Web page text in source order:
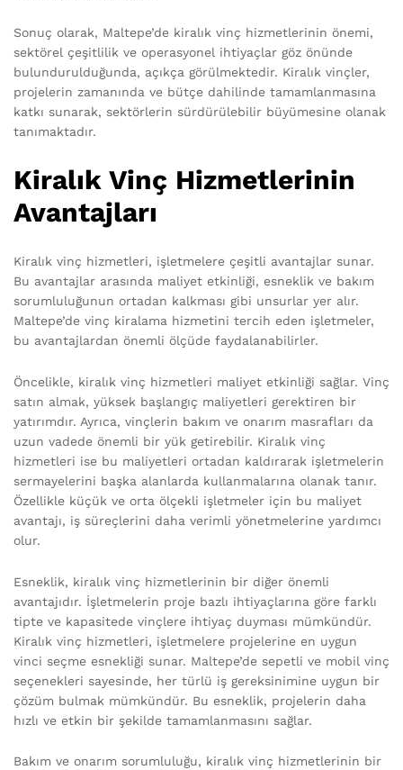
Sonuç olarak, Maltepe’de kiralık vinç hizmetlerinin önemi,
sektörel çeşitlilik ve operasyonel ihtiyaçlar göz önünde
bulundurulduğunda, açıkça görülmektedir. Kiralık vinçler,
projelerin zamanında ve bütçe dahilinde tamamlanmasına
katkı sunarak, sektörlerin sürdürülebilir büyümesine olanak
tanımaktadır.
Kiralık Vinç Hizmetlerinin
Avantajları
Kiralık vinç hizmetleri, işletmelere çeşitli avantajlar sunar.
Bu avantajlar arasında maliyet etkinliği, esneklik ve bakım
sorumluluğunun ortadan kalkması gibi unsurlar yer alır.
Maltepe’de vinç kiralama hizmetini tercih eden işletmeler,
bu avantajlardan önemli ölçüde faydalanabilirler.
Öncelikle, kiralık vinç hizmetleri maliyet etkinliği sağlar. Vinç
satın almak, yüksek başlangıç maliyetleri gerektiren bir
yatırımdır. Ayrıca, vinçlerin bakım ve onarım masrafları da
uzun vadede önemli bir yük getirebilir. Kiralık vinç
hizmetleri ise bu maliyetleri ortadan kaldırarak işletmelerin
sermayelerini başka alanlarda kullanmalarına olanak tanır.
Özellikle küçük ve orta ölçekli işletmeler için bu maliyet
avantajı, iş süreçlerini daha verimli yönetmelerine yardımcı
olur.
Esneklik, kiralık vinç hizmetlerinin bir diğer önemli
avantajıdır. İşletmelerin proje bazlı ihtiyaçlarına göre farklı
tipte ve kapasitede vinçlere ihtiyaç duyması mümkündür.
Kiralık vinç hizmetleri, işletmelere projelerine en uygun
vinci seçme esnekliği sunar. Maltepe’de sepetli ve mobil vinç
seçenekleri sayesinde, her türlü iş gereksinimine uygun bir
çözüm bulmak mümkündür. Bu esneklik, projelerin daha
hızlı ve etkin bir şekilde tamamlanmasını sağlar.
Bakım ve onarım sorumluluğu, kiralık vinç hizmetlerinin bir